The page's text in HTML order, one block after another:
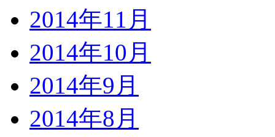
2014年11月
2014年10月
2014年9月
2014年8月